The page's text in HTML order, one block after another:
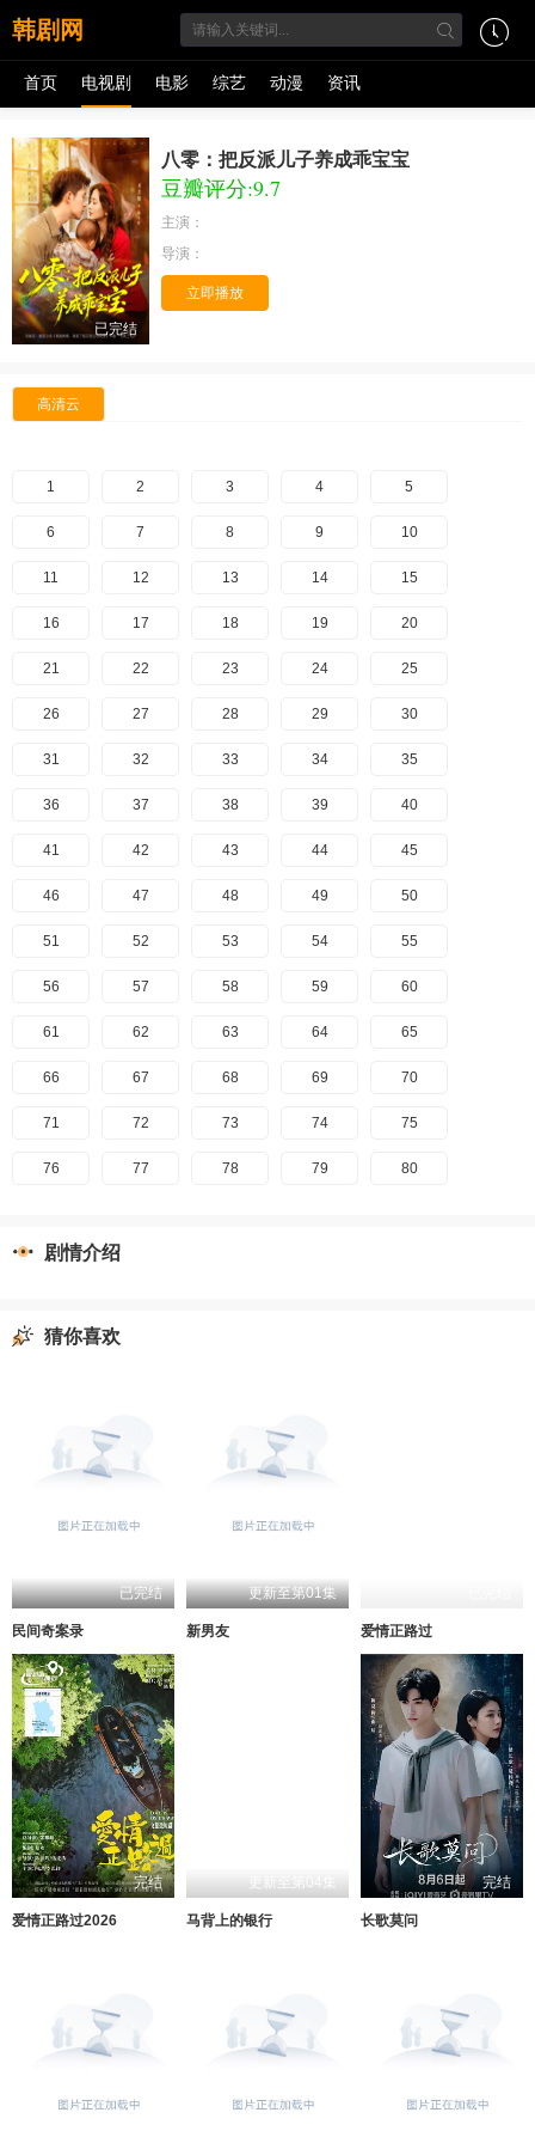
韩剧网
首页 电视剧 电影 综艺 动漫 资讯
已完结
八零：把反派儿子养成乖宝宝
豆瓣评分:9.7
主演：
导演：
立即播放
高清云
1 2 3 4 5
6 7 8 9 10
11 12 13 14 15
16 17 18 19 20
21 22 23 24 25
26 27 28 29 30
31 32 33 34 35
36 37 38 39 40
41 42 43 44 45
46 47 48 49 50
51 52 53 54 55
56 57 58 59 60
61 62 63 64 65
66 67 68 69 70
71 72 73 74 75
76 77 78 79 80
剧情介绍
猜你喜欢
已完结
民间奇案录
更新至第01集
新男友 爱情正路过
完结
爱情正路过2026
更新至第04集
马背上的银行
完结
长歌莫问